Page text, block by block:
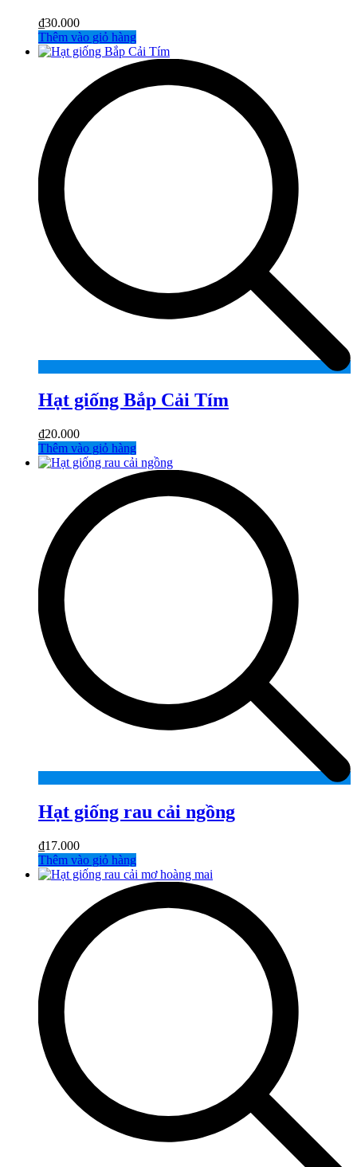
₫30.000
Thêm vào giỏ hàng
Hạt giống Bắp Cải Tím
₫20.000
Thêm vào giỏ hàng
Hạt giống rau cải ngồng
₫17.000
Thêm vào giỏ hàng